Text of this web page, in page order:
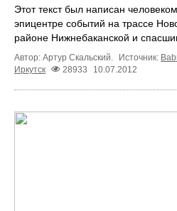
Этот текст был написан
эпицентре событий на трассе
районе Нижнебаканской и
Автор: Артур Скальский. Источник:
Иркутск
28933 10.07.2012